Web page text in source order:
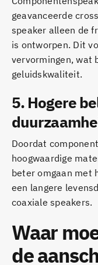
geavanceerde
speaker alleen de
is ontworpen. Dit
vervormingen, wat
geluidskwaliteit.
5. Hogere
Doordat
hoogwaardige
beter omgaan met
een langere
coaxiale speakers.
Waar
de